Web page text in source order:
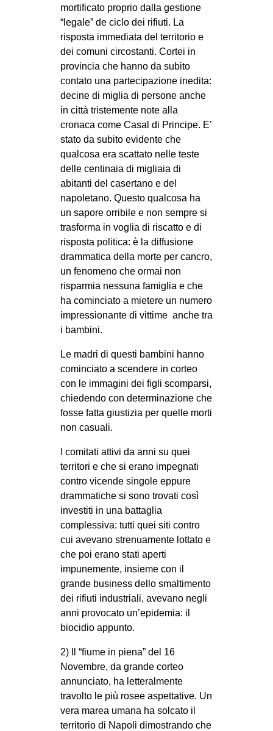
mortificato proprio dalla gestione
“legale” de ciclo dei rifiuti. La
risposta immediata del territorio e
dei comuni circostanti. Cortei in
provincia che hanno da subito
contato una partecipazione inedita:
decine di miglia di persone anche
in città tristemente note alla
cronaca come Casal di Principe. E’
stato da subito evidente che
qualcosa era scattato nelle teste
delle centinaia di migliaia di
abitanti del casertano e del
napoletano. Questo qualcosa ha
un sapore orribile e non sempre si
trasforma in voglia di riscatto e di
risposta politica: è la diffusione
drammatica della morte per cancro,
un fenomeno che ormai non
risparmia nessuna famiglia e che
ha cominciato a mietere un numero
impressionante di vittime anche tra
i bambini.
Le madri di questi bambini hanno
cominciato a scendere in corteo
con le immagini dei figli scomparsi,
chiedendo con determinazione che
fosse fatta giustizia per quelle morti
non casuali.
I comitati attivi da anni su quei
territori e che si erano impegnati
contro vicende singole eppure
drammatiche si sono trovati così
investiti in una battaglia
complessiva: tutti quei siti contro
cui avevano strenuamente lottato e
che poi erano stati aperti
impunemente, insieme con il
grande business dello smaltimento
dei rifiuti industriali, avevano negli
anni provocato un’epidemia: il
biocidio appunto.
2) Il “fiume in piena” del 16
Novembre, da grande corteo
annunciato, ha letteralmente
travolto le più rosee aspettative. Un
vera marea umana ha solcato il
territorio di Napoli dimostrando che